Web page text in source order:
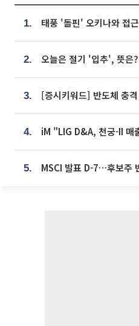
1.
2. 오늘은 절기 '입추', 뜻은?
3.
4.
5. MSCI 발표 D-7…후보주